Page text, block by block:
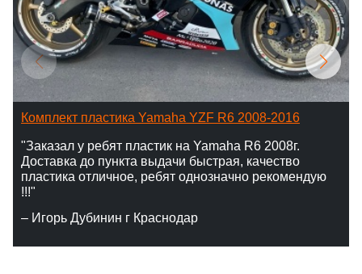
Комплект пластика Yamaha YZF R6 2008-2016
"Заказал у ребят пластик на Yamaha R6 2008г.
Доставка до пункта выдачи быстрая, качество
пластика отличное, ребят однозначно рекомендую
!!!"
– Игорь Дубинин г Краснодар